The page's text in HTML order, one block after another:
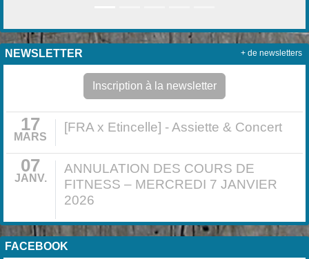
NEWSLETTER
Inscription à la newsletter
17
MARS
[FRA x Etincelle] - Assiette & Concert
07
JANV.
ANNULATION DES COURS DE
FITNESS – MERCREDI 7 JANVIER
2026
+ de newsletters
FACEBOOK